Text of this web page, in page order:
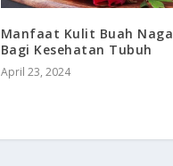
Manfaat Kulit Buah Naga
Bagi Kesehatan Tubuh
April 23, 2024